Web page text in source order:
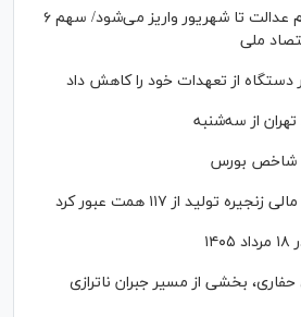
بخشی از سود سهام عدالت تا شهریور واریز می‌شود/ سهم ۶
از سه‌شنبه
تولید از ۱۱۷ همت عبور کرد
بخشی از مسیر جبران ناترازی